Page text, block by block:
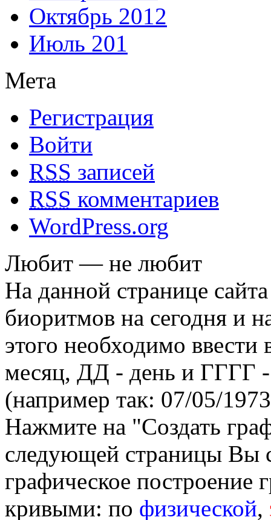
Октябрь 2012
Июль 201
Мета
Регистрация
Войти
RSS записей
RSS комментариев
WordPress.org
Любит — не любит
На данной странице
биоритмов на сегодня и
этого необходимо
месяц, ДД - день и ГГГГ -
(например так: 07/05/
Нажмите на "Создать
следующей страницы Вы
графическое построение
кривыми: по физической,